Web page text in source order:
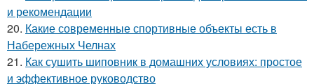
и рекомендации
20. Какие современные спортивные объекты есть в
Набережных Челнах
21. Как сушить шиповник в домашних условиях: простое
и эффективное руководство